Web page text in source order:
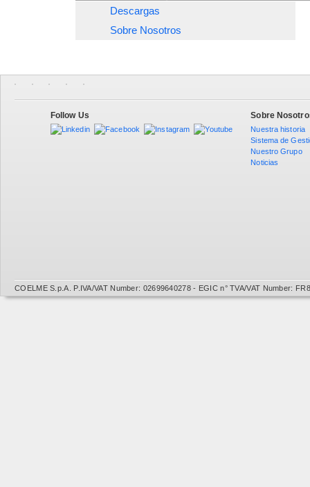
Descargas
Sobre Nosotros
Follow Us Sobre
Nuestra historia
Sistema de
Nuestro Grupo
Noticias
COELME S.p.A. P.IVA/VAT Number: 02699640278 - EGIC n° TVA/VAT Number: